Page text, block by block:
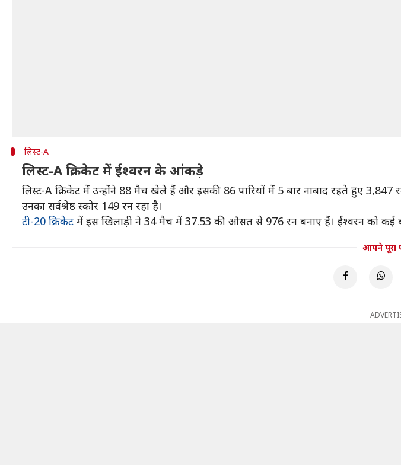
लिस्ट-A
लिस्ट-A क्रिकेट में ईश्वरन के आंकड़े
लिस्ट-A क्रिकेट में उन्होंने 88 मैच खेले हैं और इसकी 86 पारियों में 5 बार नाबाद रहते हुए
उनका सर्वश्रेष्ठ स्कोर 149 रन रहा है।
टी-20 क्रिकेट में इस खिलाड़ी ने 34 मैच में 37.53 की औसत से 976 रन बनाए हैं। ईश्वरन को कई
आपने पूरा